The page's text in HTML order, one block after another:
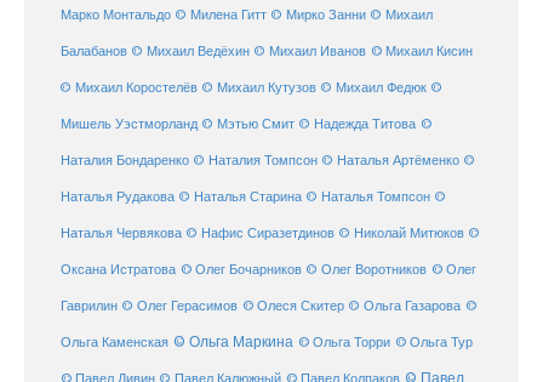
Марко Монтальдо © Милена Гитт © Мирко Занни © Михаил
Балабанов © Михаил Ведёхин © Михаил Иванов © Михаил Кисин
© Михаил Коростелёв © Михаил Кутузов © Михаил Федюк ©
Мишель Уэстморланд © Мэтью Смит © Надежда Титова ©
Наталия Бондаренко © Наталия Томпсон © Наталья Артёменко ©
Наталья Рудакова © Наталья Старина © Наталья Томпсон ©
Наталья Червякова © Нафис Сиразетдинов © Николай Митюков ©
Оксана Истратова © Олег Бочарников © Олег Воротников © Олег
Гаврилин © Олег Герасимов © Олеся Скитер © Ольга Газарова ©
Ольга Каменская © Ольга Маркина © Ольга Торри © Ольга Тур